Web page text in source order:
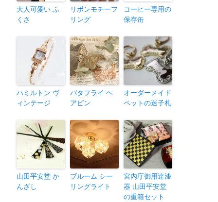
大人可愛い ふ
くさ
リボンモチーフ
リング
コーヒー専用の
保存缶
ハミルトン ヴ
ィンテージ
バタフライ ヘ
アピン
オーダーメイド
ペットの迷子札
山田平安堂 か
んざし
ブルーム シー
リングライト
宮内庁御用達漆
器 山田平安堂
の重箱セット